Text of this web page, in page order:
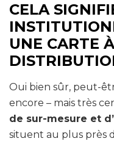
CELA
UNE CARTE
Oui bien sûr, peut-
encore – mais très
de sur-mesure et
situent au plus près